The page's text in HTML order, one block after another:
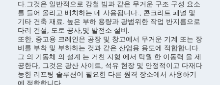
다.그것은 일반적으로 강철 빔과 같은 무거운 구조 구성 요소
를 들어 올리고 배치하는 데 사용됩니다., 콘크리트 패널 및
기타 건축 재료. 높은 부하 용량과 광범위한 작업 반지름으로
다리 건설, 도로 공사,및 발전소 설비.
또한, 중고용 크레인은 공장 및 창고에서 무거운 기계 또는 장
비를 부착 및 부하하는 것과 같은 산업용 용도에 적합합니다.
그 의 기동체 의 설계 는 거친 지형 에서 탁월 한 이동력 을 제
공한다, 그것은 광산 사이트, 석유 현장 및 안정적이고 다재다
능한 리프팅 솔루션이 필요한 다른 원격 장소에서 사용하기
에 적합합니다.